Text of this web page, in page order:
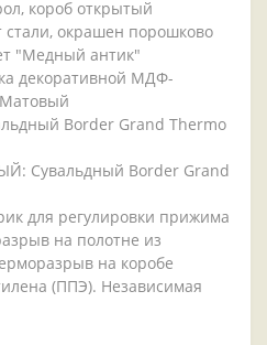
короб открытый
окрашен порошково
"Медный антик"
декоративной МДФ-
Border Grand Thermo
Сувальдный Border Grand
для регулировки прижима
на полотне из
на коробе
(ППЭ). Независимая